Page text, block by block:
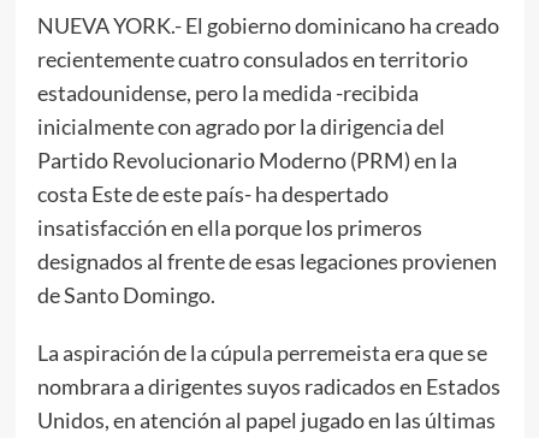
NUEVA YORK.- El gobierno dominicano ha creado
recientemente cuatro consulados en territorio
estadounidense, pero la medida -recibida
inicialmente con agrado por la dirigencia del
Partido Revolucionario Moderno (PRM) en la
costa Este de este país- ha despertado
insatisfacción en ella porque los primeros
designados al frente de esas legaciones provienen
de Santo Domingo.
La aspiración de la cúpula perremeista era que se
nombrara a dirigentes suyos radicados en Estados
Unidos, en atención al papel jugado en las últimas